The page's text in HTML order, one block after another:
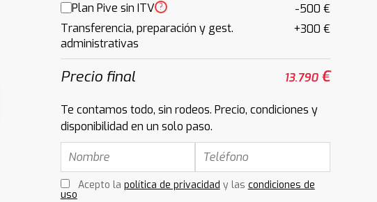
Plan Pive sin ITV ?
-500 €
Transferencia, preparación y gest.
administrativas
+300 €
Precio final 13.790€
Te contamos todo, sin rodeos. Precio, condiciones y
disponibilidad en un solo paso.
Acepto la política de privacidad y las condiciones de
uso